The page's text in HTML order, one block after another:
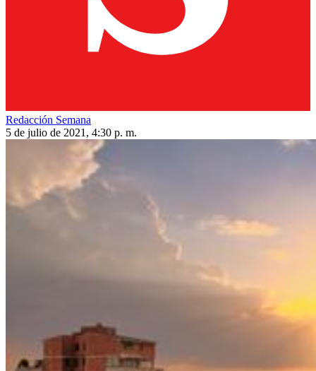
Redacción Semana
5 de julio de 2021, 4:30 p. m.